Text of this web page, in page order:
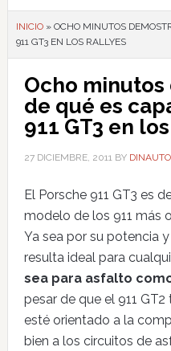
INICIO» OCHO MINUTOS
911 GT3 EN LOS RALLYES
Ocho
de qué es
911 GT3 en
27 DICIEMBRE, 2011BY
El Porsche 911 GT3 es
modelo de los 911 más
Ya sea por su potencia
resulta ideal para
sea para asfalto
pesar de que el 911
esté orientado a la
bien a los circuitos de